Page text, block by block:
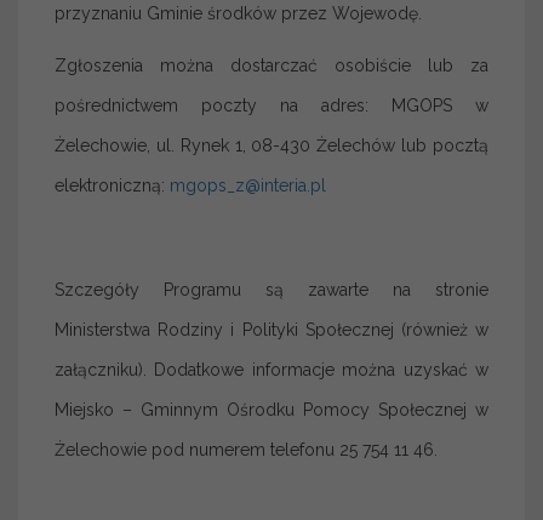
przyznaniu Gminie środków przez Wojewodę.
Zgłoszenia można dostarczać osobiście lub za
pośrednictwem poczty na adres: MGOPS w
Żelechowie, ul. Rynek 1, 08-430 Żelechów lub pocztą
elektroniczną: mgops_z@interia.pl
Szczegóły Programu są zawarte na stronie
Ministerstwa Rodziny i Polityki Społecznej (również w
załączniku). Dodatkowe informacje można uzyskać w
Miejsko – Gminnym Ośrodku Pomocy Społecznej w
Żelechowie pod numerem telefonu 25 754 11 46.